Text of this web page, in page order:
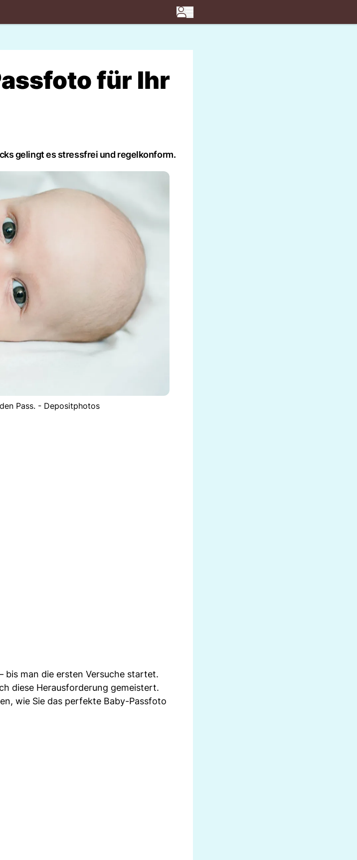
für Ihr
gelingt es stressfrei und regelkonform.
Pass. - Depositphotos
bis man die ersten Versuche startet.
diese Herausforderung gemeistert.
wie Sie das perfekte Baby-Passfoto